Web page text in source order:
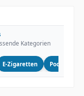
Kategorien
E-Zigaretten Podsysteme